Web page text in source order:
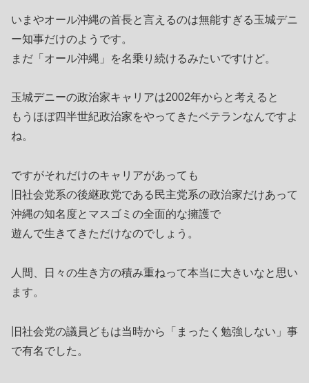
いまやオール沖縄の首長と言えるのは無能すぎる玉城デニ
ー知事だけのようです。
まだ「オール沖縄」を名乗り続けるみたいですけど。
玉城デニーの政治家キャリアは2002年からと考えると
もうほぼ四半世紀政治家をやってきたベテランなんですよ
ね。
ですがそれだけのキャリアがあっても
旧社会党系の後継政党である民主党系の政治家だけあって
沖縄の知名度とマスゴミの全面的な擁護で
遊んで生きてきただけなのでしょう。
人間、日々の生き方の積み重ねって本当に大きいなと思い
ます。
旧社会党の議員どもは当時から「まったく勉強しない」事
で有名でした。